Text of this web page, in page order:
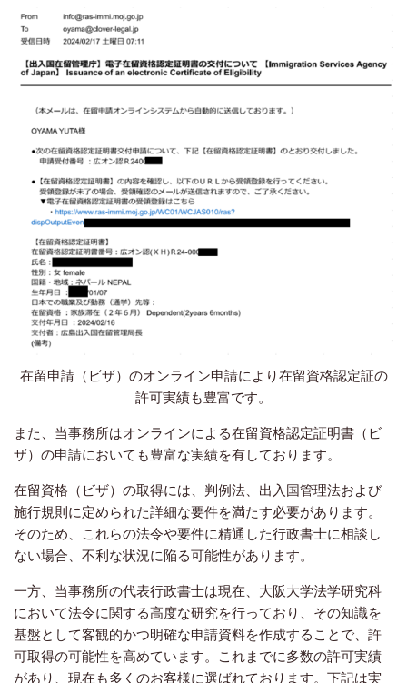
在留申請（ビザ）のオンライン申請により在留資格認定証の
許可実績も豊富です。
また、当事務所はオンラインによる在留資格認定証明書（ビ
ザ）の申請においても豊富な実績を有しております。
在留資格（ビザ）の取得には、判例法、出入国管理法および
施行規則に定められた詳細な要件を満たす必要があります。
そのため、これらの法令や要件に精通した行政書士に相談し
ない場合、不利な状況に陥る可能性があります。
一方、当事務所の代表行政書士は現在、大阪大学法学研究科
において法令に関する高度な研究を行っており、その知識を
基盤として客観的かつ明確な申請資料を作成することで、許
可取得の可能性を高めています。これまでに多数の許可実績
があり、現在も多くのお客様に選ばれております。下記は実